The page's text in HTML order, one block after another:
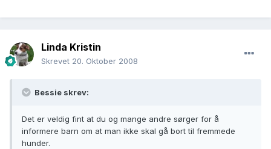
Linda Kristin
Skrevet 20. Oktober 2008
Bessie skrev:
Det er veldig fint at du og mange andre sørger for å
informere barn om at man ikke skal gå bort til fremmede
hunder.